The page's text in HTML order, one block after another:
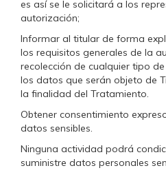
es así se le solicitará a los
autorización;
Informar al titular de forma
los requisitos generales de la
recolección de cualquier tipo
los datos que serán objeto de
la finalidad del Tratamiento.
Obtener consentimiento
datos sensibles.
Ninguna actividad podrá
suministre datos personales